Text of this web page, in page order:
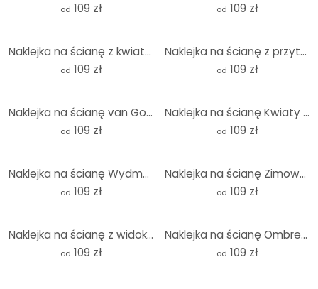
od 109 zł od 109 zł
Naklejka na ścianę z kwiatami azjatyckimi - Treechild - Okrągła
od 109 zł
Naklejka na ścianę z przytulną parą kapibar - okrągła
od 109 zł
Naklejka na ścianę van Gogh - Pole pszenicy z cyprysami - Okrągła
od 109 zł
Naklejka na ścianę Kwiaty dzikiej łąki w promieniach słońca - Talen - Okrągła
od 109 zł
Naklejka na ścianę Wydmowa ścieżka na plażę - okrągła - Hobday
od 109 zł
Naklejka na ścianę Zimowy poranek w brzoskwiniowych kolorach - Cubistika - Round
od 109 zł
Naklejka na ścianę z widokiem na Wybrzeże Amalfi - okrągła
od 109 zł
Naklejka na ścianę Ombre - Różowe słońce - Okrągła
od 109 zł